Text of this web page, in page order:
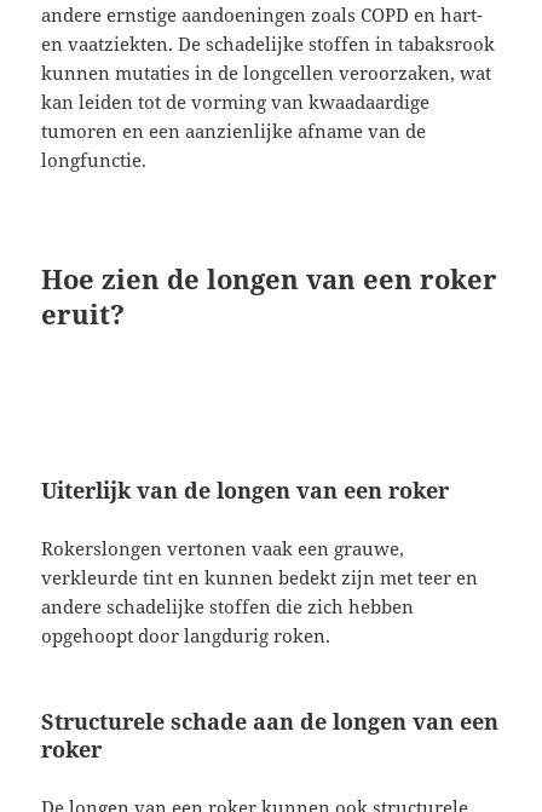
andere ernstige aandoeningen zoals COPD en hart-
en vaatziekten. De schadelijke stoffen in tabaksrook
kunnen mutaties in de longcellen veroorzaken, wat
kan leiden tot de vorming van kwaadaardige
tumoren en een aanzienlijke afname van de
longfunctie.
Hoe zien de longen van een roker
eruit?
Uiterlijk van de longen van een roker
Rokerslongen vertonen vaak een grauwe,
verkleurde tint en kunnen bedekt zijn met teer en
andere schadelijke stoffen die zich hebben
opgehoopt door langdurig roken.
Structurele schade aan de longen van een
roker
De longen van een roker kunnen ook structurele